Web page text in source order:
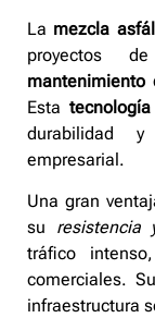
La mezcla
proyectos
mantenimiento
Esta
durabilidad
empresarial.
Una gran
su resistencia
tráfico
comerciales. Su
infraestructura